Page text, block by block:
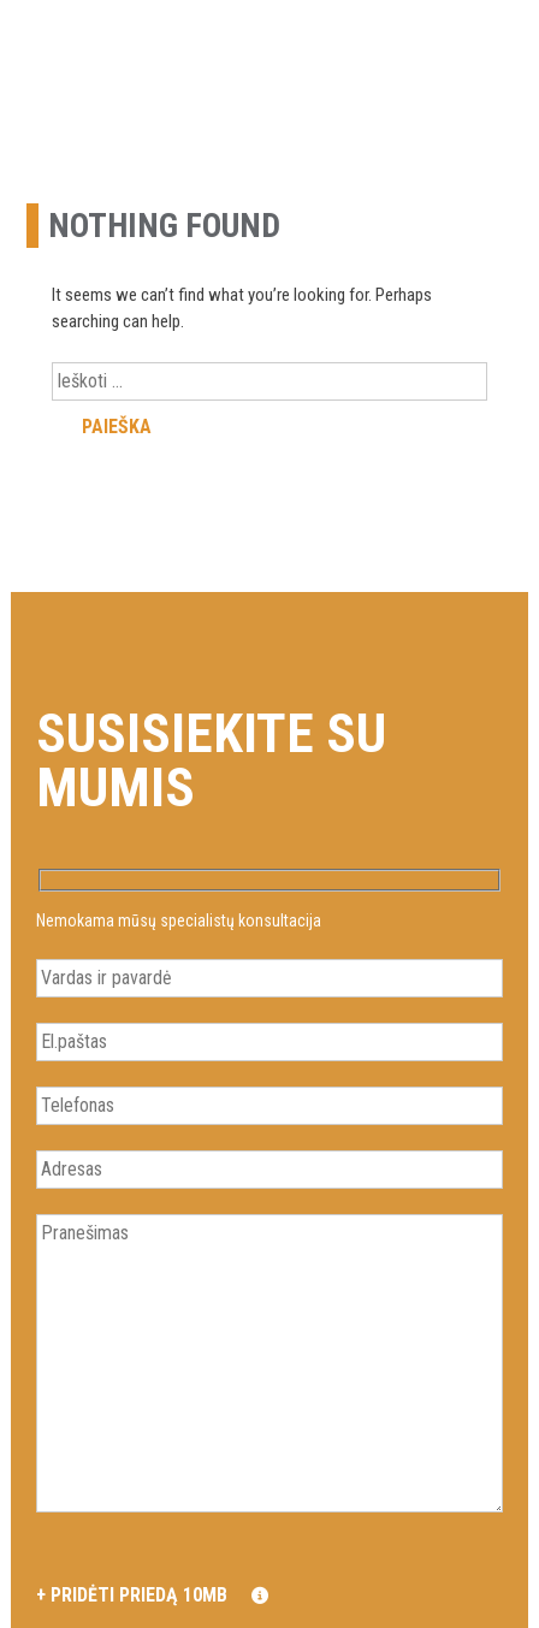
content NOTHING FOUND
It seems we can’t find what you’re looking for. Perhaps
searching can help.
Ieškoti:
SUSISIEKITE SU
MUMIS
Nemokama mūsų specialistų konsultacija